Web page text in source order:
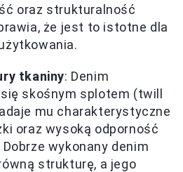
oraz strukturalność
że jest to istotne dla
tkaniny: Denim
skośnym splotem (twill
mu charakterystyczne
oraz wysoką odporność
wykonany denim
strukturę, a jego